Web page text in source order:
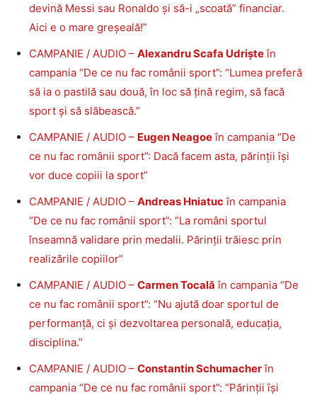
devină Messi sau Ronaldo și să-i „scoată” financiar.
Aici e o mare greșeală!”
CAMPANIE / AUDIO – Alexandru Scafa Udrișteîn
campania “De ce nu fac românii sport”: “Lumea preferă
să ia o pastilă sau două, în loc să țină regim, să facă
sport și să slăbească.”
CAMPANIE / AUDIO – Eugen Neagoeîn campania “De
ce nu fac românii sport”: Dacă facem asta, părinții își
vor duce copiii la sport”
CAMPANIE / AUDIO – Andreas Hniatucîn campania
“De ce nu fac românii sport”: ”La români sportul
înseamnă validare prin medalii. Părinții trăiesc prin
realizările copiilor”
CAMPANIE / AUDIO – Carmen Tocală în campania “De
ce nu fac românii sport”: “Nu ajută doar sportul de
performanță, ci și dezvoltarea personală, educația,
disciplina.”
CAMPANIE / AUDIO – Constantin Schumacherîn
campania “De ce nu fac românii sport”: “Părinții își